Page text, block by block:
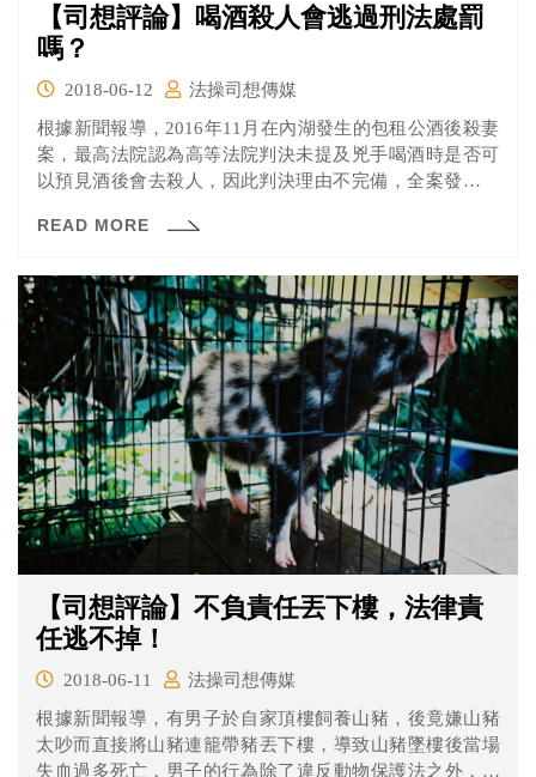
【司想評論】喝酒殺人會逃過刑法處罰
嗎？
2018-06-12
法操司想傳媒
根據新聞報導，2016年11月在內湖發生的包租公酒後殺妻
案，最高法院認為高等法院判決未提及兇手喝酒時是否可
以預見酒後會去殺人，因此判決理由不完備，全案發回高
READ MORE
【司想評論】不負責任丟下樓，法律責
任逃不掉！
2018-06-11
法操司想傳媒
根據新聞報導，有男子於自家頂樓飼養山豬，後竟嫌山豬
太吵而直接將山豬連籠帶豬丟下樓，導致山豬墜樓後當場
失血過多死亡，男子的行為除了違反動物保護法之外，是